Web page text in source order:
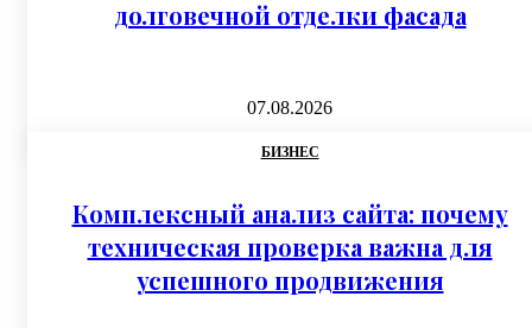
долговечной отделки фасада
07.08.2026
БИЗНЕС
Комплексный анализ сайта: почему
техническая проверка важна для
успешного продвижения